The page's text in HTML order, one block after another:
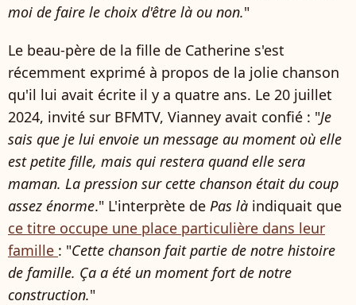
moi de faire le choix d'être là ou non."
Le beau-père de la fille de Catherine s'est
récemment exprimé à propos de la jolie chanson
qu'il lui avait écrite il y a quatre ans. Le 20 juillet
2024, invité sur BFMTV, Vianney avait confié : "Je
sais que je lui envoie un message au moment où elle
est petite fille, mais qui restera quand elle sera
maman. La pression sur cette chanson était du coup
assez énorme." L'interprète de Pas là indiquait que
ce titre occupe une place particulière dans leur
famille : "Cette chanson fait partie de notre histoire
de famille. Ça a été un moment fort de notre
construction."